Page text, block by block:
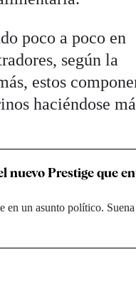
poco a poco en
según la
estos
haciéndose
nuevo Prestige que
en un asunto político.